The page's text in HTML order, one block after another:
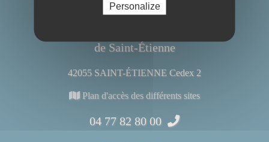
de Saint-Étienne
42055 SAINT-ÉTIENNE Cedex 2
Plan d'accès des différents sites
04 77 82 80 00
Personalize